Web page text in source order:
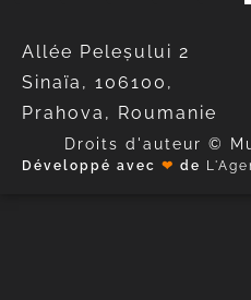
Allée Peleșului 2
Sinaïa, 106100,
Prahova, Roumanie
Droits d'auteur ©
Développé avec ❤ de